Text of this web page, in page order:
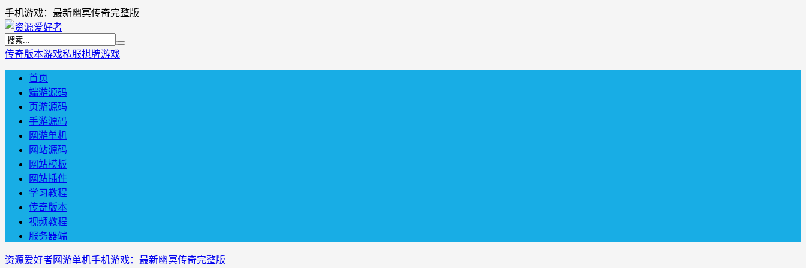
手机游戏：最新幽冥传奇完整版
传奇版本游戏私服棋牌游戏
首页
端游源码
页游源码
手游源码
网游单机
网站源码
网站模板
网站插件
学习教程
传奇版本
视频教程
服务器端
资源爱好者网游单机手机游戏：最新幽冥传奇完整版